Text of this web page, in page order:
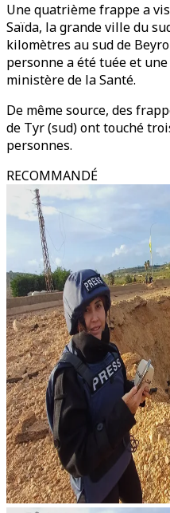
Une quatrième frappe a
Saïda, la grande ville du
kilomètres au sud de
personne a été tuée et
ministère de la Santé.
De même source, des
de Tyr (sud) ont touché
personnes.
RECOMMANDÉ